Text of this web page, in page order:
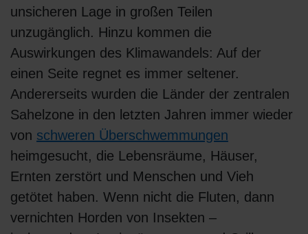
unsicheren Lage in großen Teilen
unzugänglich. Hinzu kommen die
Auswirkungen des Klimawandels: Auf der
einen Seite regnet es immer seltener.
Andererseits wurden die Länder der zentralen
Sahelzone in den letzten Jahren immer wieder
von schweren Überschwemmungen
heimgesucht, die Lebensräume, Häuser,
Ernten zerstört und Menschen und Vieh
getötet haben. Wenn nicht die Fluten, dann
vernichten Horden von Insekten –